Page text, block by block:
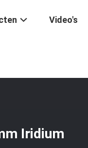
Video's
Iridium